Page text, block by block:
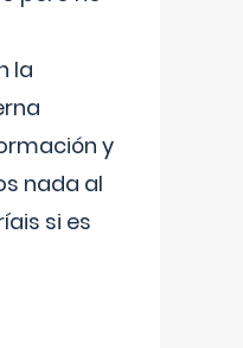
la
y
nada al
si es